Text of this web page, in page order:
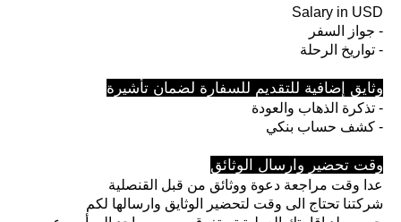
Salary in USD
جواز السفر -
تواريخ الرحلة -
وثايق إضافية للتقديم للسفارة لضمان تأشيرة
تذكرة الذهاب والعودة -
كشف حساب بنكي -
وقت تحضير وارسال الوثائق
عدا وقت مراجعة دعوة ووثائق من قبل القنصلية
شركتنا تحتاج الى وقت لتحضير الوثايق وارسالها لكم